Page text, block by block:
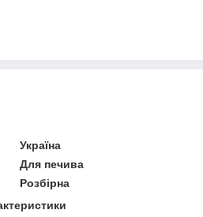
Україна
Для печива
Розбірна